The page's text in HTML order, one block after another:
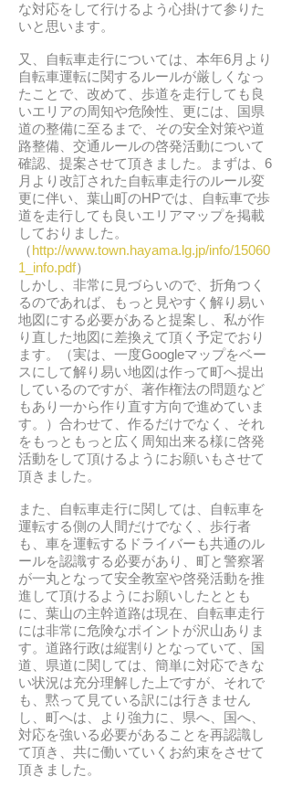
な対応をして行けるよう心掛けて参りた
いと思います。
又、自転車走行については、本年6月より
自転車運転に関するルールが厳しくなっ
たことで、改めて、歩道を走行しても良
いエリアの周知や危険性、更には、国県
道の整備に至るまで、その安全対策や道
路整備、交通ルールの啓発活動について
確認、提案させて頂きました。まずは、6
月より改訂された自転車走行のルール変
更に伴い、葉山町のHPでは、自転車で歩
道を走行しても良いエリアマップを掲載
しておりました。
（http://www.town.hayama.lg.jp/info/15060
1_info.pdf）
しかし、非常に見づらいので、折角つく
るのであれば、もっと見やすく解り易い
地図にする必要があると提案し、私が作
り直した地図に差換えて頂く予定でおり
ます。（実は、一度Googleマップをベー
スにして解り易い地図は作って町へ提出
しているのですが、著作権法の問題など
もあり一から作り直す方向で進めていま
す。）合わせて、作るだけでなく、それ
をもっともっと広く周知出来る様に啓発
活動をして頂けるようにお願いもさせて
頂きました。
また、自転車走行に関しては、自転車を
運転する側の人間だけでなく、歩行者
も、車を運転するドライバーも共通のル
ールを認識する必要があり、町と警察署
が一丸となって安全教室や啓発活動を推
進して頂けるようにお願いしたととも
に、葉山の主幹道路は現在、自転車走行
には非常に危険なポイントが沢山ありま
す。道路行政は縦割りとなっていて、国
道、県道に関しては、簡単に対応できな
い状況は充分理解した上ですが、それで
も、黙って見ている訳には行きません
し、町へは、より強力に、県へ、国へ、
対応を強いる必要があることを再認識し
て頂き、共に働いていくお約束をさせて
頂きました。